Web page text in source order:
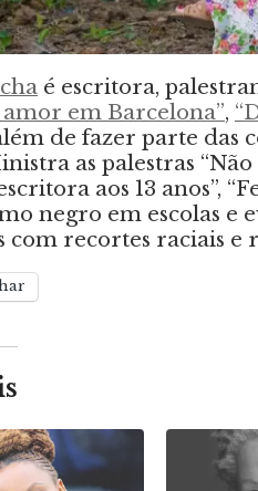
é escritora,
amor em Barcelona”,
de fazer parte das
as palestras
aos 13 anos”,
negro em escolas e
com recortes raciais e